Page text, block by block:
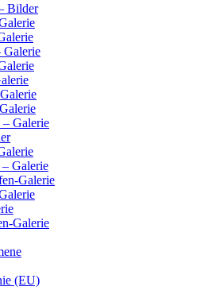
Bilder
Galerie
Galerie
Galerie
Galerie
Galerie
(EU)